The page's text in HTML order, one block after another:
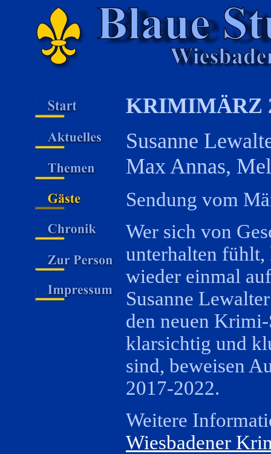
KRIMIMÄRZ
Susanne
Max Annas,
Sendung vom
Wer sich von
unterhalten
wieder einmal
Susanne
den neuen
klarsichtig und
sind, beweisen
2017-2022.
Weitere
Wiesbadener